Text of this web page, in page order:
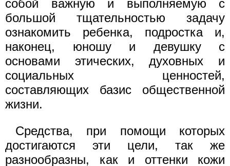
собой важную и выполняемую с
большой тщательностью задачу
ознакомить ребенка, подростка и,
наконец, юношу и девушку с
основами этических, духовных и
социальных ценностей,
составляющих базис общественной
жизни.
Средства, при помощи которых
достигаются эти цели, так же
разнообразны, как и оттенки кожи